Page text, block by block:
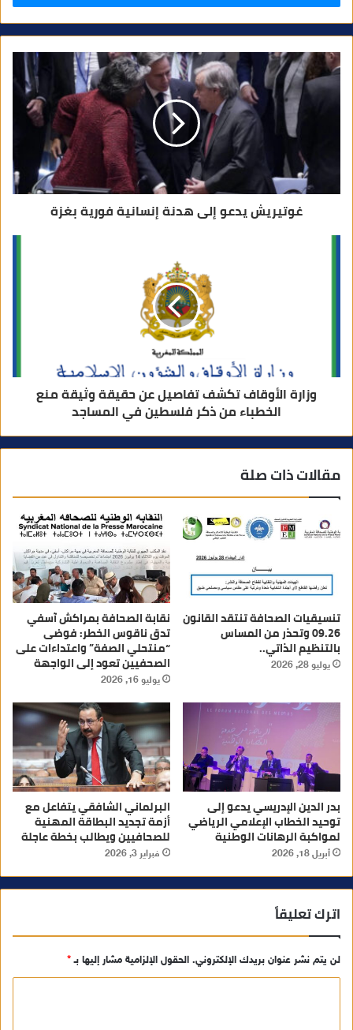
ر
ا
ل
ل
غوتيريش يدعو إلى هدنة إنسانية فورية بغزة
وزارة الأوقاف تكشف تفاصيل عن حقيقة وثيقة منع
الخطباء من ذكر فلسطين في المساجد
مقالات ذات صلة
تنسيقيات الصحافة تنتقد القانون
09.26 وتحذر من المساس
بالتنظيم الذاتي..
يوليو 28, 2026
نقابة الصحافة بمراكش آسفي
تدق ناقوس الخطر: فوضى
“منتحلي الصفة” واعتداءات على
الصحفيين تعود إلى الواجهة
يوليو 16, 2026
بدر الدين الإدريسي يدعو إلى
توحيد الخطاب الإعلامي الرياضي
لمواكبة الرهانات الوطنية
أبريل 18, 2026
البرلماني الشافقي يتفاعل مع
أزمة تجديد البطاقة المهنية
للصحافيين ويطالب بخطة عاجلة
فبراير 3, 2026
اترك تعليقاً
لن يتم نشر عنوان بريدك الإلكتروني. الحقول الإلزامية مشار إليها بـ*